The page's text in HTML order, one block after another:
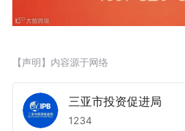
【声明】内容源于网络
三亚市投资促进局
1234